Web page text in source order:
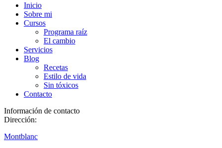
Inicio
Sobre mi
Cursos
Programa raíz
El cambio
Servicios
Blog
Recetas
Estilo de vida
Sin tóxicos
Contacto
Información de contacto
Dirección:
Montblanc